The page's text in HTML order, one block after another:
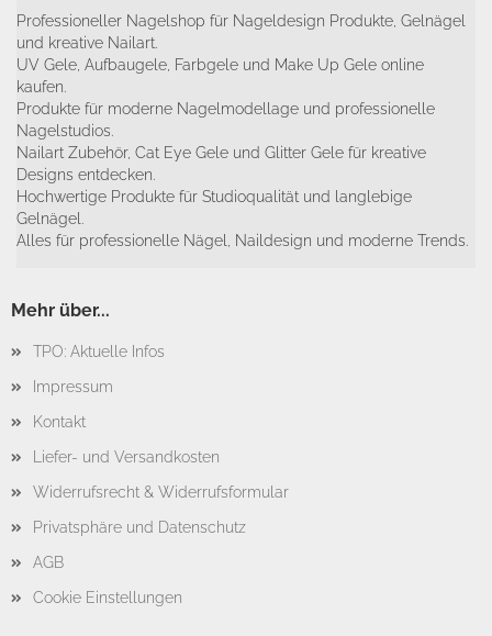
Professioneller Nagelshop für Nageldesign Produkte, Gelnägel
und kreative Nailart.
UV Gele, Aufbaugele, Farbgele und Make Up Gele online
kaufen.
Produkte für moderne Nagelmodellage und professionelle
Nagelstudios.
Nailart Zubehör, Cat Eye Gele und Glitter Gele für kreative
Designs entdecken.
Hochwertige Produkte für Studioqualität und langlebige
Gelnägel.
Alles für professionelle Nägel, Naildesign und moderne Trends.
Mehr über...
TPO: Aktuelle Infos
Impressum
Kontakt
Liefer- und Versandkosten
Widerrufsrecht & Widerrufsformular
Privatsphäre und Datenschutz
AGB
Cookie Einstellungen